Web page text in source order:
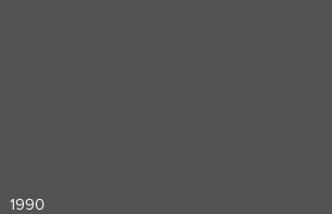
1990